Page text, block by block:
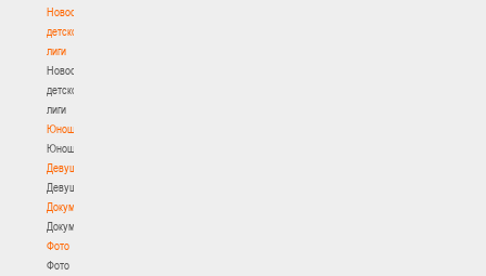
Новости
детской
лиги
Новости
детской
лиги
Юноши
Юноши
Девушки
Девушки
Документы
Документы
Фото
Фото